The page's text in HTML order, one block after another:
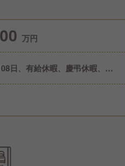
万円
日、有給休暇、慶弔休暇、産